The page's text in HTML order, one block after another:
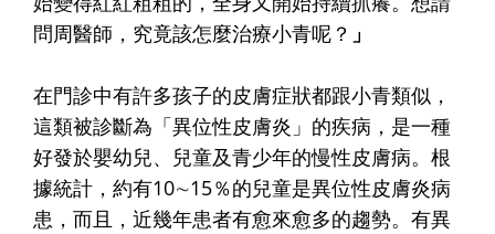
問周醫師，究竟該怎麼治療小青呢？ 」
在門診中有許多孩子的皮膚症狀都跟小青類似，
這類被診斷為「異位性皮膚炎」的疾病，是一種
好發於嬰幼兒、兒童及青少年的慢性皮膚病。根
據統計，約有10∼15％的兒童是異位性皮膚炎病
患，而且，近幾年患者有愈來愈多的趨勢。有異